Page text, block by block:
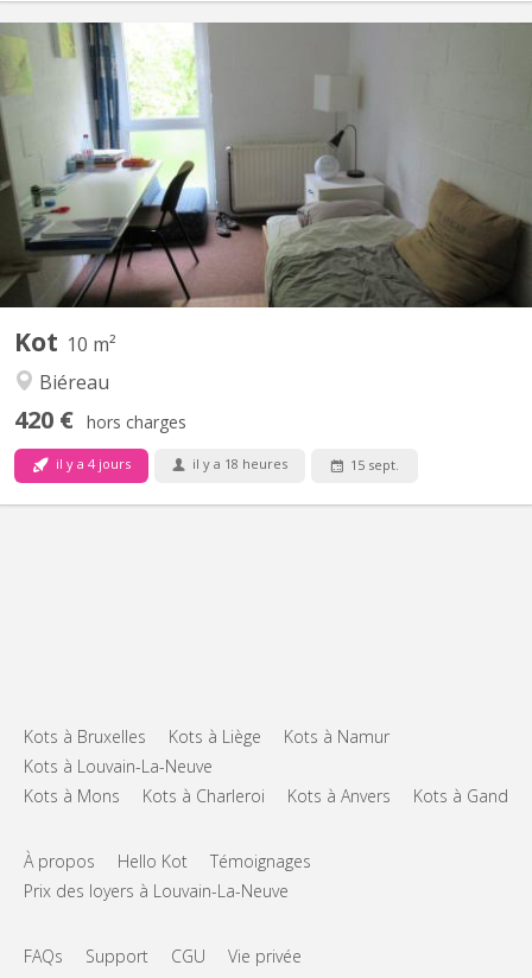
Kot 10 m²
Biéreau
420 € hors charges
il y a 4 jours il y a 18 heures 15 sept.
Chambre 313 au 3e étage dans un communautaire de 6. 2 WC 1
douche commune pour 2 chambres Lit sans matelas
Environnement verdoyant et calme.
Kots à Bruxelles Kots à Liège
Kots à Namur
Kots à Louvain-La-Neuve
Kots à Mons
Kots à Charleroi Kots à Anvers Kots à Gand
À propos Hello Kot
Témoignages
Prix des loyers à Louvain-La-Neuve
FAQs Support CGU Vie privée